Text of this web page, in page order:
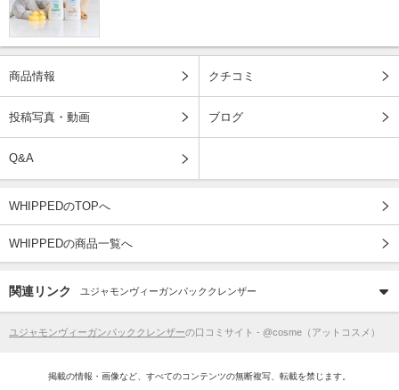
商品情報 クチコミ
投稿写真・動画 ブログ
Q&A
WHIPPEDのTOPへ
WHIPPEDの商品一覧へ
関連リンク ユジャモンヴィーガンパッククレンザー
ユジャモンヴィーガンパッククレンザーの口コミサイト - @cosme（アットコスメ）
掲載の情報・画像など、すべてのコンテンツの無断複写、転載を禁じます。